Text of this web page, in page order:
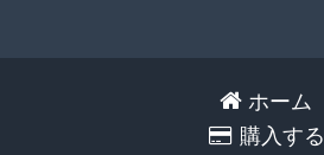
ホーム
購入する